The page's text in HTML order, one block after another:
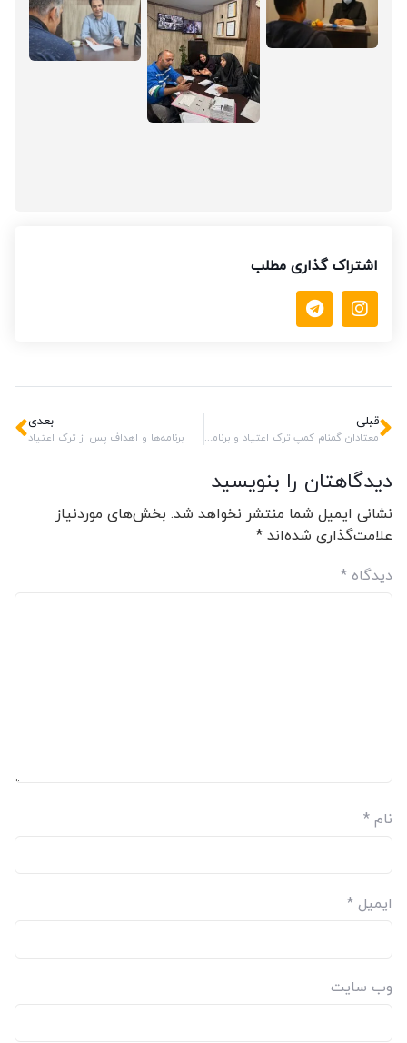
اشتراک گذاری مطلب
قبلی
معتادان گمنام کمپ ترک اعتیاد و برنامه‌های عملی
بعدی
برنامه‌ها و اهداف پس از ترک اعتیاد
دیدگاهتان را بنویسید
نشانی ایمیل شما منتشر نخواهد شد. بخش‌های موردنیاز
علامت‌گذاری شده‌اند *
دیدگاه *
نام *
ایمیل *
وب‌ سایت